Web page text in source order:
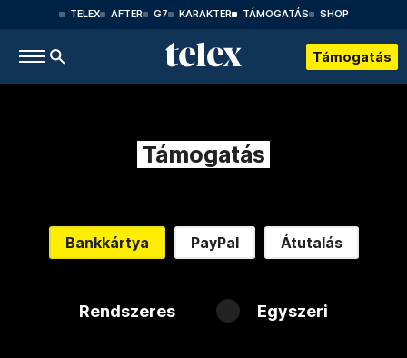
TELEX AFTER G7 KARAKTER TÁMOGATÁS SHOP
Támogatás
Támogatás
Bankkártya PayPal Átutalás
Rendszeres Egyszeri